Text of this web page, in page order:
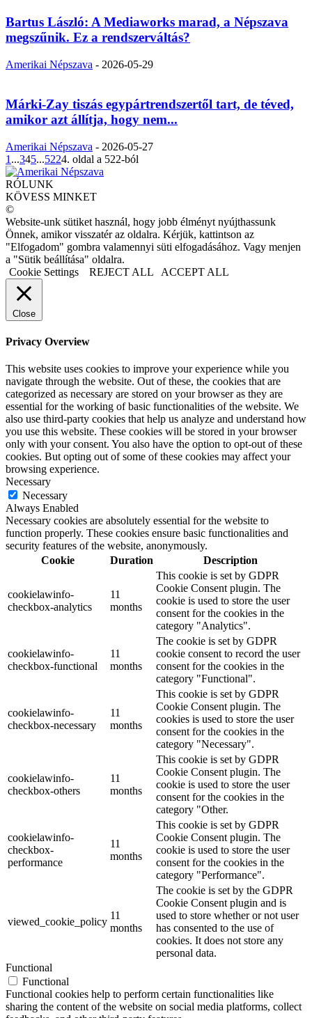
Bartus László: A Mediaworks marad, a Népszava
megszűnik. Ez a rendszerváltás?
Amerikai Népszava - 2026-05-29
Márki-Zay tiszás egypártrendszertől tart, de téved,
amikor azt állítja, hogy nem...
Amerikai Népszava - 2026-05-27
1 ...345...5224. oldal a 522-ból
RÓLUNK
KÖVESS MINKET
©
Website-unk sütiket használ, hogy jobb élményt nyújthassunk
Önnek, amikor visszatér az oldalra. Kérjük, kattintson az
"Elfogadom" gombra valamennyi süti elfogadásához. Vagy menjen
a "Sütik beállítása" oldalra.
Cookie Settings
REJECT ALL ACCEPT ALL
Close
Privacy Overview
This website uses cookies to improve your experience while you
navigate through the website. Out of these, the cookies that are
categorized as necessary are stored on your browser as they are
essential for the working of basic functionalities of the website. We
also use third-party cookies that help us analyze and understand how
you use this website. These cookies will be stored in your browser
only with your consent. You also have the option to opt-out of these
cookies. But opting out of some of these cookies may affect your
browsing experience.
Necessary
Necessary
Always Enabled
Necessary cookies are absolutely essential for the website to
function properly. These cookies ensure basic functionalities and
security features of the website, anonymously.
Cookie
Duration Description
cookielawinfo-
checkbox-analytics
11
months
This cookie is set by GDPR
Cookie Consent plugin. The
cookie is used to store the user
consent for the cookies in the
category "Analytics".
cookielawinfo-
checkbox-functional
11
months
The cookie is set by GDPR
cookie consent to record the user
consent for the cookies in the
category "Functional".
cookielawinfo-
checkbox-necessary
11
months
This cookie is set by GDPR
Cookie Consent plugin. The
cookies is used to store the user
consent for the cookies in the
category "Necessary".
cookielawinfo-
checkbox-others
11
months
This cookie is set by GDPR
Cookie Consent plugin. The
cookie is used to store the user
consent for the cookies in the
category "Other.
cookielawinfo-
checkbox-
performance
11
months
This cookie is set by GDPR
Cookie Consent plugin. The
cookie is used to store the user
consent for the cookies in the
category "Performance".
viewed_cookie_policy
11
months
The cookie is set by the GDPR
Cookie Consent plugin and is
used to store whether or not user
has consented to the use of
cookies. It does not store any
personal data.
Functional
Functional
Functional cookies help to perform certain functionalities like
sharing the content of the website on social media platforms, collect